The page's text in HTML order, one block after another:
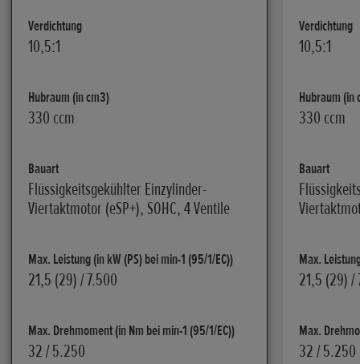
Verdichtung
10,5:1
Hubraum (in cm3)
330 ccm
Bauart
Flüssigkeitsgekühlter Einzylinder-
Viertaktmotor (eSP+), SOHC, 4 Ventile
Max. Leistung (in kW (PS) bei min-1 (95/1/EC))
21,5 (29) / 7.500
Max. Drehmoment (in Nm bei min-1 (95/1/EC))
32 / 5.250
Verdichtung
10,5:1
Hubraum (in
330 ccm
Bauart
Max.
21,5 (29) /
Max.
32 / 5.250